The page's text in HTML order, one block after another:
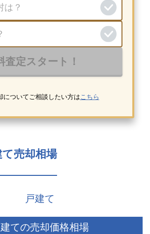
についてご相談したい方はこちら
売却相場
戸建て
建ての売却価格相場